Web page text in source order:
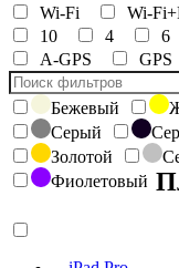
Wi-Fi Wi-
10 4 6
A-GPS GPS
Бежевый
Серый
Золотой
Фиолетовый